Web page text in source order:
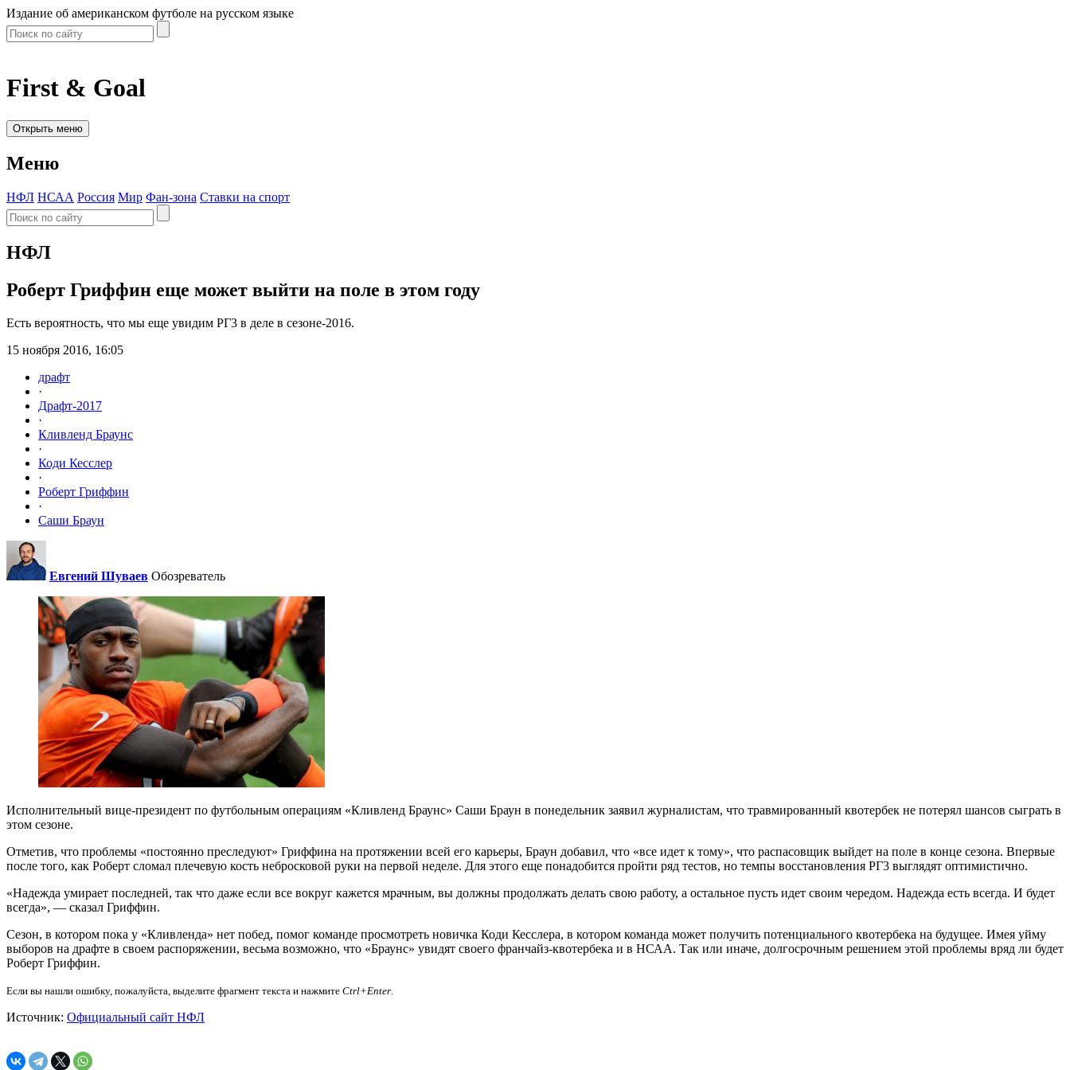
Издание об американском футболе на русском языке
First & Goal
Открыть меню
Меню
НФЛ НСАА Россия Мир Фан-зона Ставки на спорт
НФЛ
Роберт Гриффин еще может выйти на поле в этом году
Есть вероятность, что мы еще увидим РГ3 в деле в сезоне-2016.
15 ноября 2016, 16:05
драфт
·
Драфт-2017
·
Кливленд Браунс
·
Коди Кесслер
·
Роберт Гриффин
·
Саши Браун
Евгений Шуваев Обозреватель
Исполнительный вице-президент по футбольным операциям «Кливленд Браунс» Саши Браун в понедельник заявил журналистам, что травмированный квотербек не потерял шансов сыграть в
этом сезоне.
Отметив, что проблемы «постоянно преследуют» Гриффина на протяжении всей его карьеры, Браун добавил, что «все идет к тому», что распасовщик выйдет на поле в конце сезона. Впервые
после того, как Роберт сломал плечевую кость небросковой руки на первой неделе. Для этого еще понадобится пройти ряд тестов, но темпы восстановления РГ3 выглядят оптимистично.
«Надежда умирает последней, так что даже если все вокруг кажется мрачным, вы должны продолжать делать свою работу, а остальное пусть идет своим чередом. Надежда есть всегда. И будет
всегда», — сказал Гриффин.
Сезон, в котором пока у «Кливленда» нет побед, помог команде просмотреть новичка Коди Кесслера, в котором команда может получить потенциального квотербека на будущее. Имея уйму
выборов на драфте в своем распоряжении, весьма возможно, что «Браунс» увидят своего франчайз-квотербека и в НСАА. Так или иначе, долгосрочным решением этой проблемы вряд ли будет
Роберт Гриффин.
Если вы нашли ошибку, пожалуйста, выделите фрагмент текста и нажмите Ctrl+Enter.
Источник: Официальный сайт НФЛ